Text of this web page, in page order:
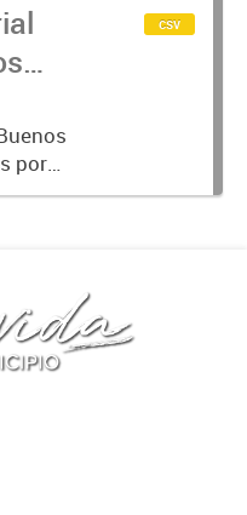
por
pisos
csv